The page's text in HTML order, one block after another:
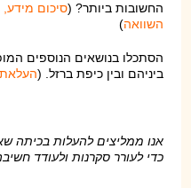
החשובות ביותר? (סיכום
השוואה)
הסתכלו בנושאים הנוספים
ביניהם ובין כיפת ברזל. (העלאת
אנו ממליצים להעלות בכיתה
כדי לעורר סקרנות ולעודד